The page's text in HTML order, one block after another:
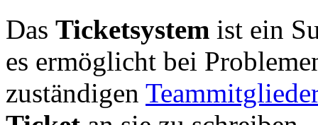
Das Ticketsystem ist ein
es ermöglicht bei
zuständigen